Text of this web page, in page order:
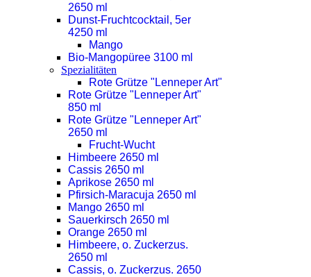
2650 ml
Dunst-Fruchtcocktail, 5er
4250 ml
Mango
Bio-Mangopüree 3100 ml
Spezialitäten
Rote Grütze "Lenneper Art"
Rote Grütze "Lenneper Art"
850 ml
Rote Grütze "Lenneper Art"
2650 ml
Frucht-Wucht
Himbeere 2650 ml
Cassis 2650 ml
Aprikose 2650 ml
Pfirsich-Maracuja 2650 ml
Mango 2650 ml
Sauerkirsch 2650 ml
Orange 2650 ml
Himbeere, o. Zuckerzus.
2650 ml
Cassis, o. Zuckerzus. 2650